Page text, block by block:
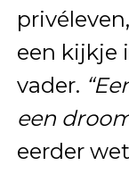
een kijkje
vader.
een
eerder